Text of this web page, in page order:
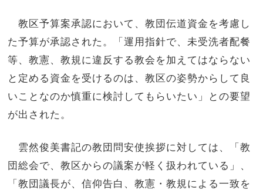
教区予算案承認において、教団伝道資金を考慮し
た予算が承認された。「運用指針で、未受洗者配餐
等、教憲、教規に違反する教会を加えてはならない
と定める資金を受けるのは、教区の姿勢からして良
いことなのか慎重に検討してもらいたい」との要望
が出された。
雲然俊美書記の教団問安使挨拶に対しては、「教
団総会で、教区からの議案が軽く扱われている」、
「教団議長が、信仰告白、教憲・教規による一致を